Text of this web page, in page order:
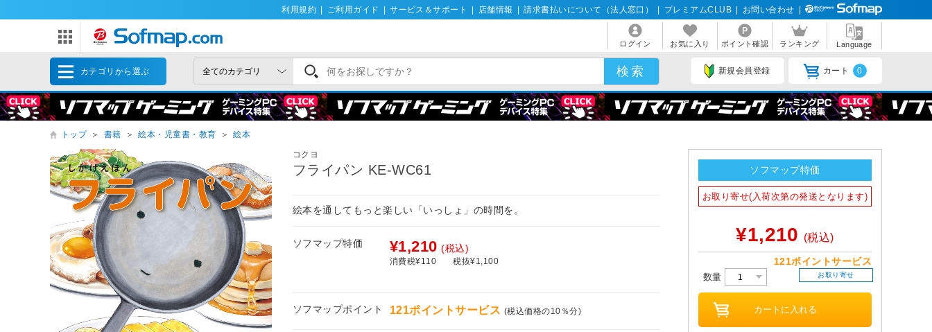
利用規約 ご利用ガイド サービス＆サポート 店舗情報 請求書払いについて（法人窓口） プレミアムCLUB お問い合わせ
ログイン お気に入り ポイント確認 ランキング Language
カテゴリから選ぶ 新規会員登録 カート 0
トップ ＞ 書籍 ＞ 絵本・児童書・教育 ＞ 絵本
コクヨ
フライパン KE-WC61
絵本を通してもっと楽しい「いっしょ」の時間を。
ソフマップ特価 ¥1,210 (税込)
消費税¥110 税抜¥1,100
ソフマップポイント 121ポイントサービス (税込価格の10％分)
ソフマップ特価
お取り寄せ(入荷次第の発送となります)
¥1,210 (税込)
121ポイントサービス
数量 お取り寄せ